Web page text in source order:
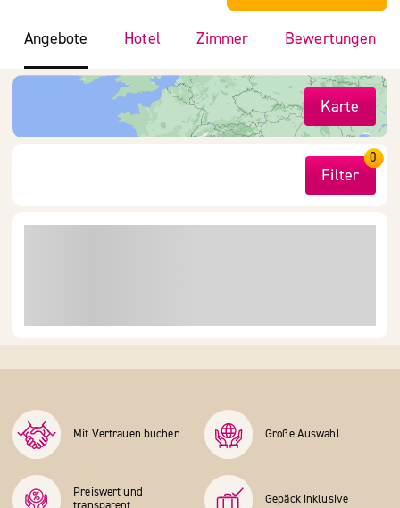
Angebote Hotel Zimmer Bewertungen
Karte
Filter
0
Mit Vertrauen buchen Große Auswahl
Preiswert und
Gepäck inklusive